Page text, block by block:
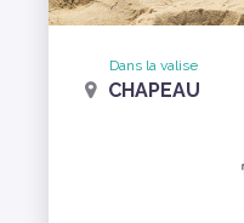
Dans la valise
CHAPEAU